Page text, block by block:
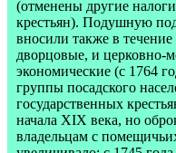
(отменены другие
крестьян). Подушную
вносили также в
дворцовые, и церковно-
экономические (с 1764
группы посадского
государственных
начала XIX века, но
владельцам с